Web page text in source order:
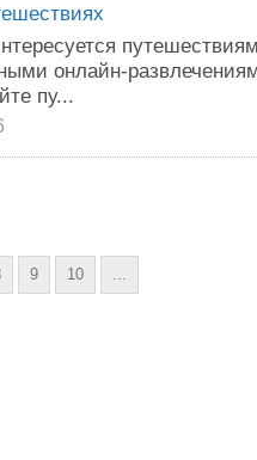
онлайн-
пу...
9 10 ...